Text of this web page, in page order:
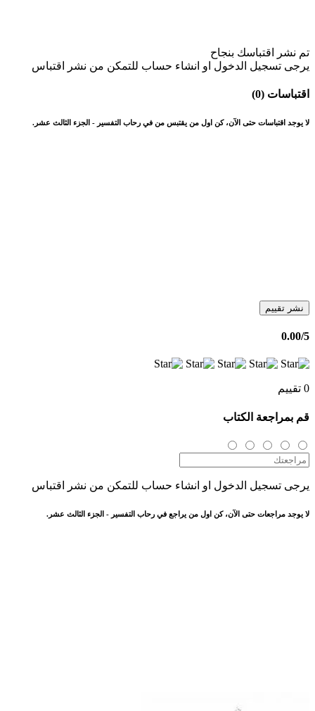
تم نشر اقتباسك بنجاح
يرجى تسجيل الدخول او انشاء حساب للتمكن من نشر اقتباس
اقتباسات (0)
لا يوجد اقتباسات حتى الآن، كن اول من يقتبس من في رحاب التفسير - الجزء الثالث عشر.
نشر تقييم
0.00/5
0 تقييم
قم بمراجعة الكتاب
يرجى تسجيل الدخول او انشاء حساب للتمكن من نشر اقتباس
لا يوجد مراجعات حتى الآن، كن اول من يراجع في رحاب التفسير - الجزء الثالث عشر.